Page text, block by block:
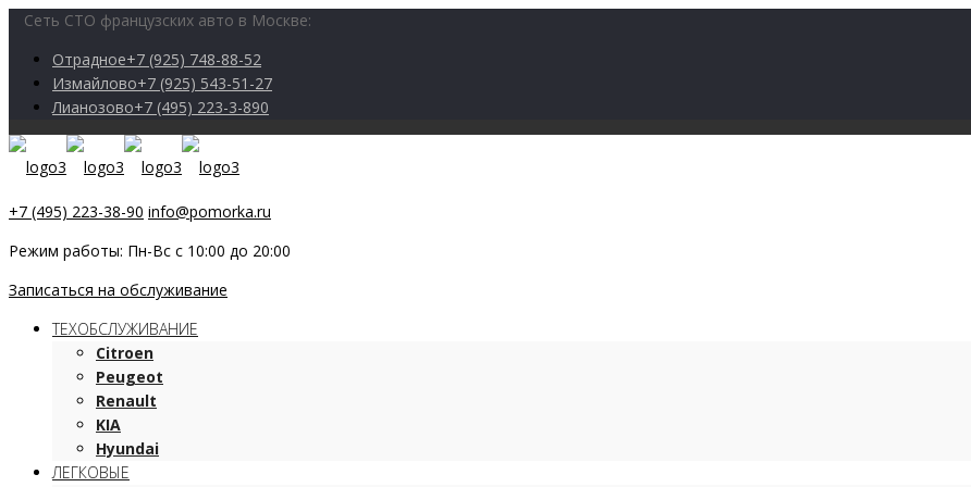
Сеть СТО французских авто в Москве:
Отрадное+7 (925) 748-88-52
Измайлово+7 (925) 543-51-27
Лианозово+7 (495) 223-3-890
+7 (495) 223-38-90 info@pomorka.ru
Режим работы: Пн-Вс с 10:00 до 20:00
Записаться на обслуживание
ТЕХОБСЛУЖИВАНИЕ
Citroen
Peugeot
Renault
KIA
Hyundai
ЛЕГКОВЫЕ